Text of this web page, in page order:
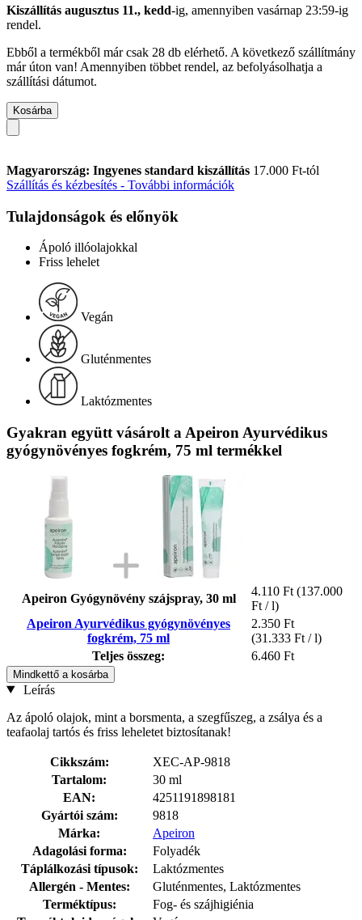
Kiszállítás augusztus 11., kedd-ig, amennyiben vasárnap 23:59-ig
rendel.
Ebből a termékből már csak 28 db elérhető. A következő szállítmány
már úton van! Amennyiben többet rendel, az befolyásolhatja a
szállítási dátumot.
Kosárba
Magyarország: Ingyenes standard kiszállítás 17.000 Ft-tól
Szállítás és kézbesítés - További információk
Tulajdonságok és előnyök
Ápoló illóolajokkal
Friss lehelet
Vegán
Gluténmentes
Laktózmentes
Gyakran együtt vásárolt a Apeiron Ayurvédikus
gyógynövényes fogkrém, 75 ml termékkel
Apeiron Gyógynövény szájspray, 30 ml
4.110 Ft (137.000
Ft / l)
Apeiron Ayurvédikus gyógynövényes
fogkrém, 75 ml
2.350 Ft
(31.333 Ft / l)
Teljes összeg:
6.460 Ft
Mindkettő a kosárba
Leírás
Az ápoló olajok, mint a borsmenta, a szegfűszeg, a zsálya és a
teafaolaj tartós és friss leheletet biztosítanak!
Cikkszám:
XEC-AP-9818
Tartalom:
30 ml
EAN:
4251191898181
Gyártói szám:
9818
Márka:
Apeiron
Adagolási forma:
Folyadék
Táplálkozási típusok:
Laktózmentes
Allergén - Mentes:
Gluténmentes, Laktózmentes
Terméktípus:
Fog- és szájhigiénia